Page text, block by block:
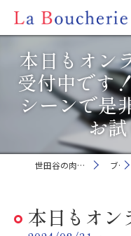
本日もオン
受付中です
シーンで是
お
世田谷の肉屋ならLa Boucherie Louis ブログ
本日もオン